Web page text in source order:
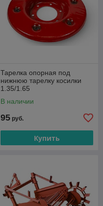
Тарелка опорная под
нижнюю тарелку косилки
1.35/1.65
В наличии
95 руб.
Купить